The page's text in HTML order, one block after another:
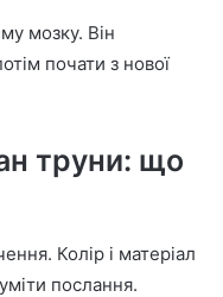
мозку. Він
почати з нової
труни: що
Колір і матеріал
послання.